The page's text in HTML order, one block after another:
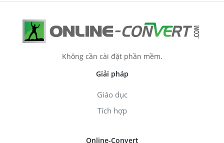
Không cần cài đặt phần mềm.
Giải pháp
Giáo dục
Tích hợp
Online-Convert